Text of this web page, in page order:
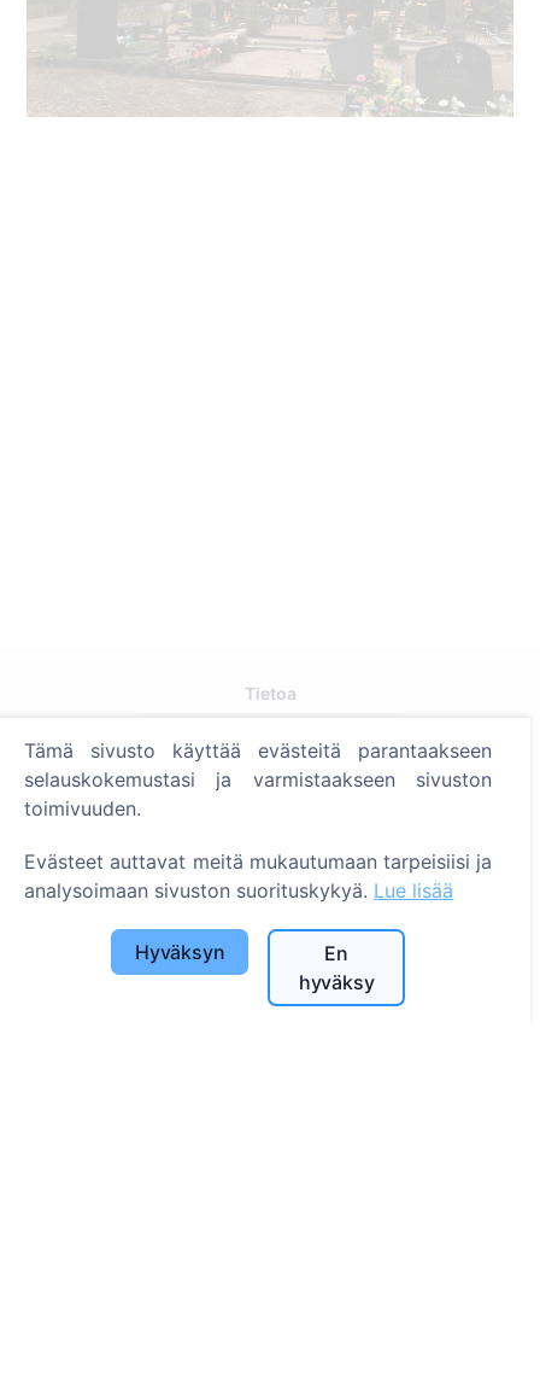
Tietoa
Tietoa CEMETY:stä
Usein kysytyt kysymykset
Kuntaluettelo ja käyttäjät
Tietosuojakäytäntö
Maksukäytäntö
Evästeasetukset
Tämä sivusto käyttää evästeitä parantaakseen
selauskokemustasi ja varmistaakseen sivuston
toimivuuden.
Evästeet auttavat meitä mukautumaan tarpeisiisi ja
analysoimaan sivuston suorituskykyä. Lue lisää
Hyväksyn
En
hyväksy